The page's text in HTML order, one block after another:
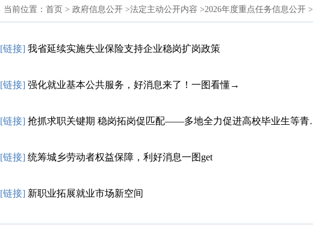
当前位置： 首页 > 政府信息公开 >法定主动公开内容 >2026年度重点任务信息公开 >
[链接] 我省延续实施失业保险支持企业稳岗扩岗政策
[链接] 强化就业基本公共服务，好消息来了！一图看懂→
[链接] 抢抓求职关键期 稳岗拓岗促匹配——多地全力促进高校毕业生等青年就业
[链接] 统筹城乡劳动者权益保障，利好消息一图get
[链接] 新职业拓展就业市场新空间